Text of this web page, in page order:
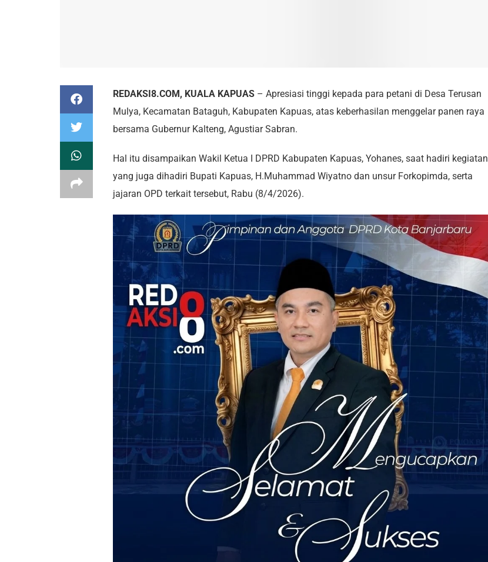
REDAKSI8.COM, KUALA KAPUAS – Apresiasi tinggi kepada para petani di Desa Terusan
Mulya, Kecamatan Bataguh, Kabupaten Kapuas, atas keberhasilan menggelar panen raya
bersama Gubernur Kalteng, Agustiar Sabran.
Hal itu disampaikan Wakil Ketua I DPRD Kabupaten Kapuas, Yohanes, saat hadiri kegiatan
yang juga dihadiri Bupati Kapuas, H.Muhammad Wiyatno dan unsur Forkopimda, serta
jajaran OPD terkait tersebut, Rabu (8/4/2026).